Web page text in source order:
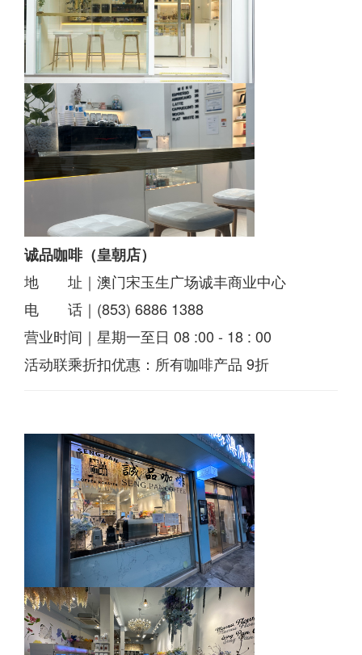
诚品咖啡（皇朝店）
地 址｜澳门宋玉生广场诚丰商业中心
电 话｜(853) 6886 1388
营业时间｜星期一至日 08 :00 - 18 : 00
活动联乘折扣优惠：所有咖啡产品 9折